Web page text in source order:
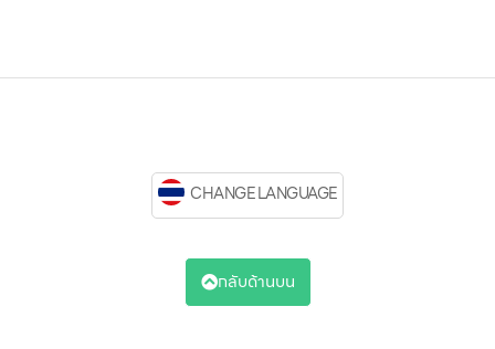
CHANGE LANGUAGE
กลับด้านบน